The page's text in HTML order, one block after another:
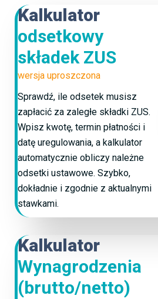
Kalkulator
odsetkowy
składek ZUS
wersja uproszczona
Sprawdź, ile odsetek musisz
zapłacić za zaległe składki ZUS.
Wpisz kwotę, termin płatności i
datę uregulowania, a kalkulator
automatycznie obliczy należne
odsetki ustawowe. Szybko,
dokładnie i zgodnie z aktualnymi
stawkami.
Kalkulator
Wynagrodzenia
(brutto/netto)